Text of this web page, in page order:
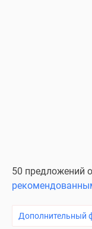
50 предложений
Дополнительный